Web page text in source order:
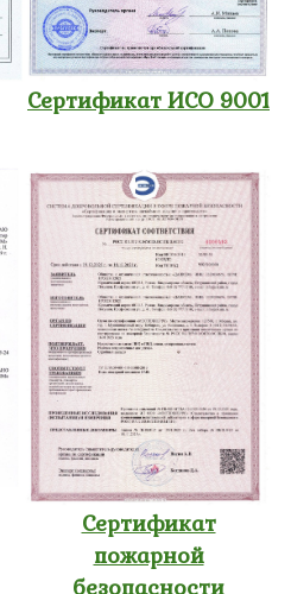
Сертификат ИСО 9001
Сертификат
пожарной
безопасности